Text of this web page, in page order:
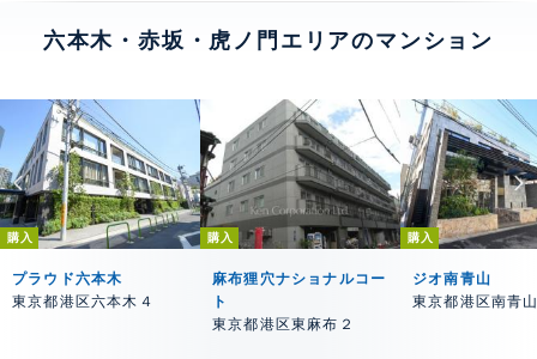
六本木・赤坂・虎ノ門エリアのマンション
購入
プラウド六本木
東京都港区六本木４
購入
麻布狸穴ナショナルコー
ト
東京都港区東麻布２
購入
ジオ南青山
東京都港区南青